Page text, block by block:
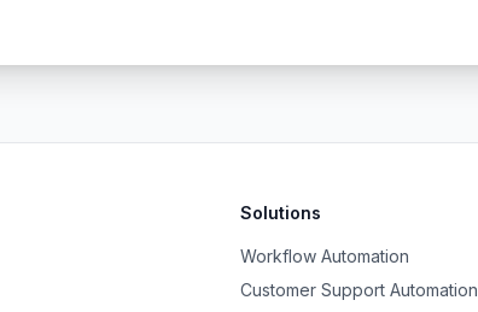
Solutions
Workflow Automation
Customer Support Automation